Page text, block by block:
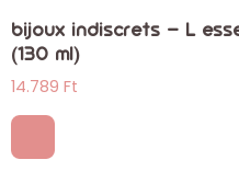
bijoux indiscrets – L
(130 ml)
14.789 Ft